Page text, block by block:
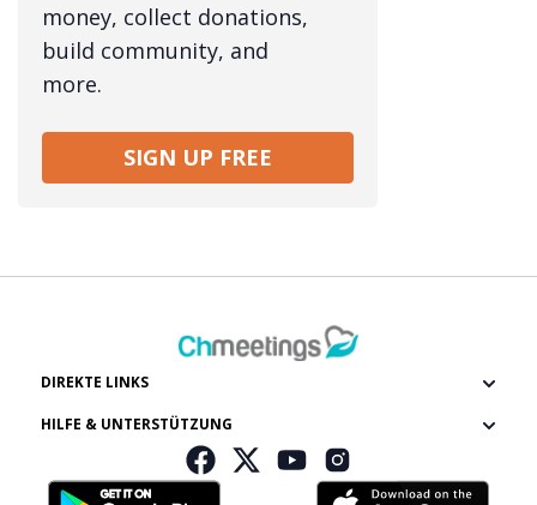
money, collect donations,
build community, and
more.
SIGN UP FREE
DIREKTE LINKS
HILFE & UNTERSTÜTZUNG